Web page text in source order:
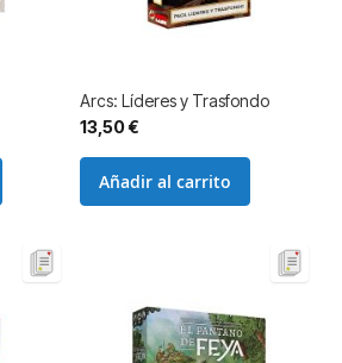
Arcs: Líderes y Trasfondo
13,50 €
Añadir al carrito